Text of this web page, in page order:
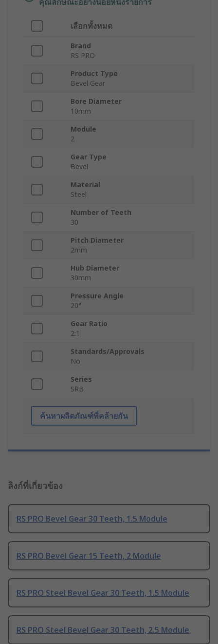
เลือกทั้งหมด
Brand
RS PRO
Product Type
Bevel Gear
Bore Diameter
10mm
Module
2
Gear Type
Bevel
Material
Steel
Number of Teeth
30
Pitch Diameter
2mm
Hub Diameter
30mm
Pressure Angle
20°
Gear Ratio
2:1
Standards/Approvals
No
Series
SRB
ค้นหาผลิตภัณฑ์ที่คล้ายกัน
ลิงก์ที่เกี่ยวข้อง
RS PRO Bevel Gear 30 Teeth, 1.5 Module
RS PRO Bevel Gear 15 Teeth, 2 Module
RS PRO Steel Bevel Gear 30 Teeth, 1.5 Module
RS PRO Steel Bevel Gear 30 Teeth, 2.5 Module